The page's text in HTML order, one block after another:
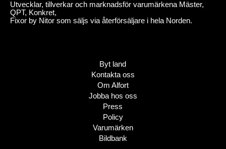
Utvecklar, tillverkar och marknadsför varumärkena Mäster,
QPT, Konkret,
Fixor by Nitor som säljs via återförsäljare i hela Norden.
Byt land
Kontakta oss
Om Alfort
Jobba hos oss
Press
Policy
Varumärken
Bildbank